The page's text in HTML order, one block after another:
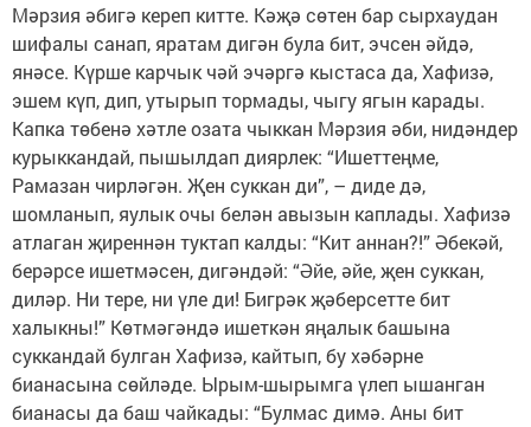
Мәрзия әбигә кереп китте. Кәҗә сөтен бар сырхаудан
шифалы санап, яратам дигән була бит, эчсен әйдә,
янәсе. Күрше карчык чәй эчәргә кыстаса да, Хафизә,
эшем күп, дип, утырып тормады, чыгу ягын карады.
Капка төбенә хәтле озата чыккан Мәрзия әби, нидәндер
курыккандай, пышылдап диярлек: “Ишеттеңме,
Рамазан чирләгән. Җен суккан ди”, – диде дә,
шомланып, яулык очы белән авызын каплады. Хафизә
атлаган җиреннән туктап калды: “Кит аннан?!” Әбекәй,
берәрсе ишетмәсен, дигәндәй: “Әйе, әйе, җен суккан,
диләр. Ни тере, ни үле ди! Бигрәк җәберсетте бит
халыкны!” Көтмәгәндә ишеткән яңалык башына
суккандай булган Хафизә, кайтып, бу хәбәрне
бианасына сөйләде. Ырым-шырымга үлеп ышанган
бианасы да баш чайкады: “Булмас димә. Аны бит